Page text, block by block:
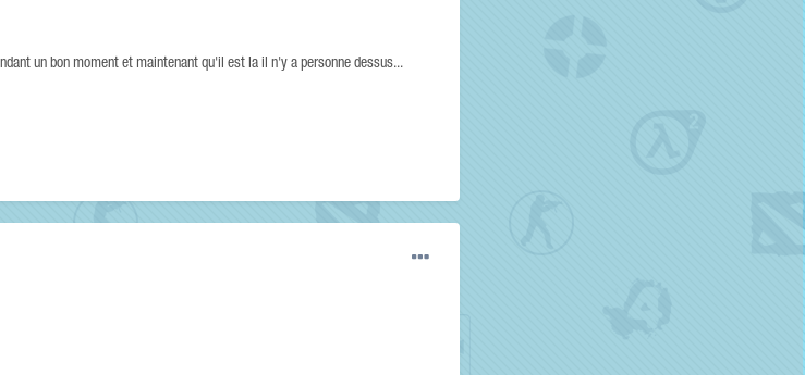
un bon moment et maintenant qu'il est la il n'y a personne dessus...